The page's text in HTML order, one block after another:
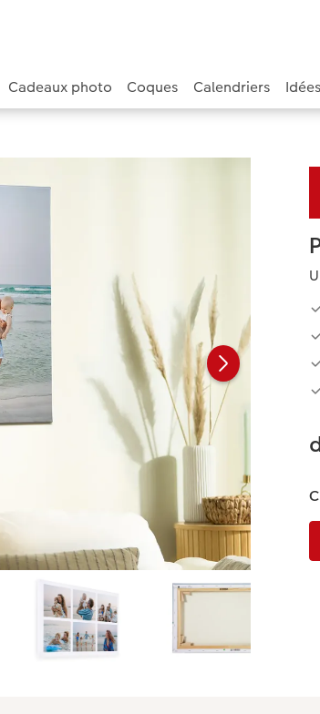
Cadeaux photo Coques Calendriers